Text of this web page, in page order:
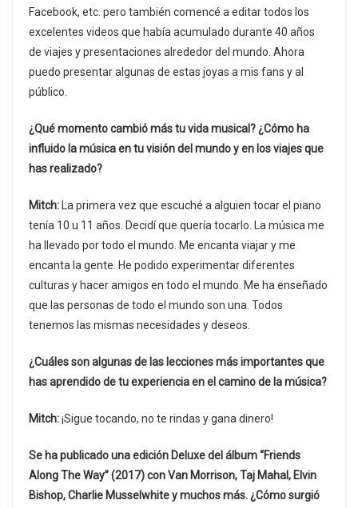
Facebook, etc. pero también comencé a editar todos los
excelentes videos que había acumulado durante 40 años
de viajes y presentaciones alrededor del mundo. Ahora
puedo presentar algunas de estas joyas a mis fans y al
público.
¿Qué momento cambió más tu vida musical? ¿Cómo ha
influido la música en tu visión del mundo y en los viajes que
has realizado?
Mitch: La primera vez que escuché a alguien tocar el piano
tenía 10 u 11 años. Decidí que quería tocarlo. La música me
ha llevado por todo el mundo. Me encanta viajar y me
encanta la gente. He podido experimentar diferentes
culturas y hacer amigos en todo el mundo. Me ha enseñado
que las personas de todo el mundo son una. Todos
tenemos las mismas necesidades y deseos.
¿Cuáles son algunas de las lecciones más importantes que
has aprendido de tu experiencia en el camino de la música?
Mitch:¡Sigue tocando, no te rindas y gana dinero!
Se ha publicado una edición Deluxe del álbum “Friends
Along The Way” (2017) con Van Morrison, Taj Mahal, Elvin
Bishop, Charlie Musselwhite y muchos más. ¿Cómo surgió